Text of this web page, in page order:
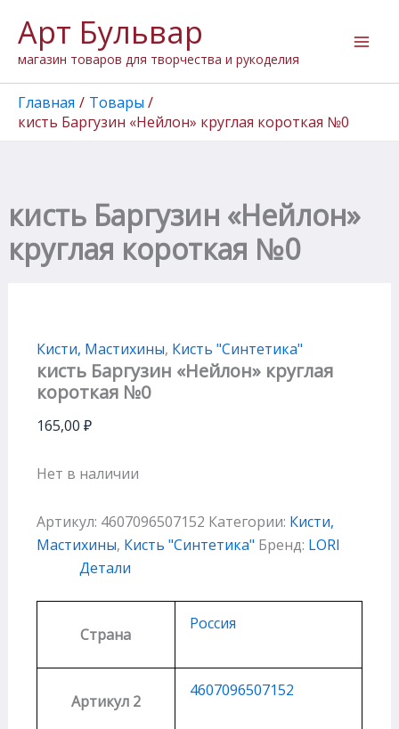
содержимому
Арт Бульвар
магазин товаров для творчества и рукоделия
Главная
Товары
кисть Баргузин «Нейлон» круглая короткая №0
кисть Баргузин «Нейлон»
круглая короткая №0
Кисти, Мастихины, Кисть "Cинтетика"
кисть Баргузин «Нейлон» круглая
короткая №0
165,00 ₽
Нет в наличии
Артикул: 4607096507152 Категории: Кисти,
Мастихины, Кисть "Cинтетика" Бренд: LORI
Детали
Страна
Россия
Артикул 2
4607096507152